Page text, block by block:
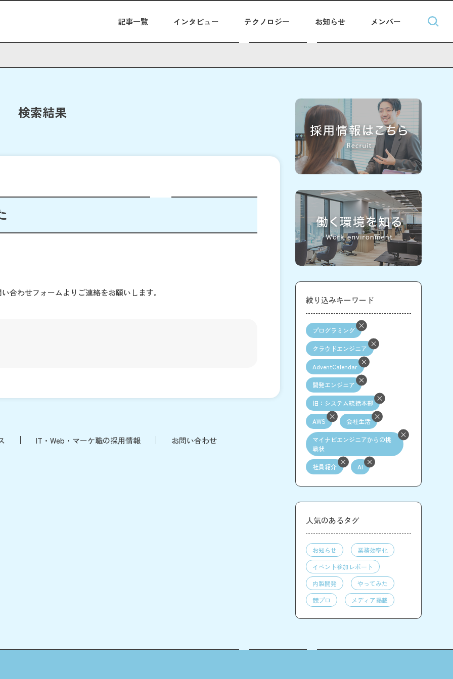
記事一覧 インタビュー テクノロジー お知らせ メンバー
検索結果
合わせフォームよりご連絡をお願いします。
IT・Web・マーケ職の採用情報 お問い合わせ
絞り込みキーワード
プログラミング
クラウドエンジニア
AdventCalendar
開発エンジニア
旧：システム統括本部
AWS 会社生活
マイナビエンジニアからの挑
戦状
社員紹介 AI
人気のあるタグ
お知らせ
業務効率化
イベント参加レポート
内製開発
やってみた
競プロ
メディア掲載